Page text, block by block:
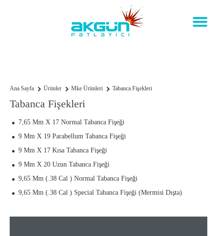
Ana Sayfa Ürünler Mke Ürünleri Tabanca Fişekleri
Tabanca Fişekleri
7,65 Mm X 17 Normal Tabanca Fişeği
9 Mm X 19 Parabellum Tabanca Fişeği
9 Mm X 17 Kısa Tabanca Fişeği
9 Mm X 20 Uzun Tabanca Fişeği
9,65 Mm (.38 Cal ) Normal Tabanca Fişeği
9,65 Mm (.38 Cal ) Special Tabanca Fişeği (Mermisi Dışta)